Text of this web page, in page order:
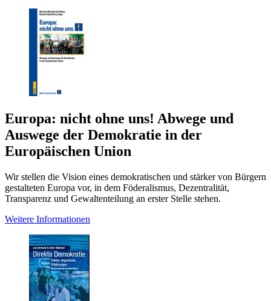
Europa: nicht ohne uns! Abwege und
Auswege der Demokratie in der
Europäischen Union
Wir stellen die Vision eines demokratischen und stärker von Bürgern
gestalteten Europa vor, in dem Föderalismus, Dezentralität,
Transparenz und Gewaltenteilung an erster Stelle stehen.
Weitere Informationen